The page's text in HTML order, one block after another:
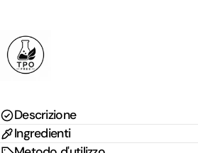
Descrizione
Ingredienti